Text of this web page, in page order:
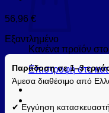
Κανένα προϊόν
Επιστροφή στο
56,96 €
Εξαντλημένο
Παράδοση σε 1–3
Άμεσα διαθέσιμο από
✔ Εγγύηση κατασκευαστή